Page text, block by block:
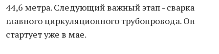
44,6 метра. Следующий важный этап - сварка
главного циркуляционного трубопровода. Он
стартует уже в мае.